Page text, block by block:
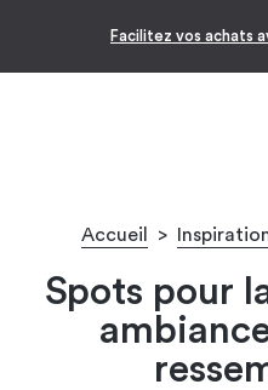
Facilitez vos achats
Accueil >
Spots pour